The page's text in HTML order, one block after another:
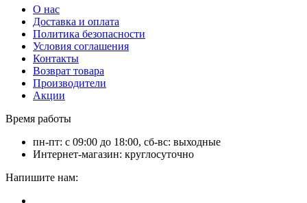
О нас
Доставка и оплата
Политика безопасности
Условия соглашения
Контакты
Возврат товара
Производители
Акции
Время работы
пн-пт: с 09:00 до 18:00, сб-вс: выходные
Интернет-магазин: круглосуточно
Напишите нам: